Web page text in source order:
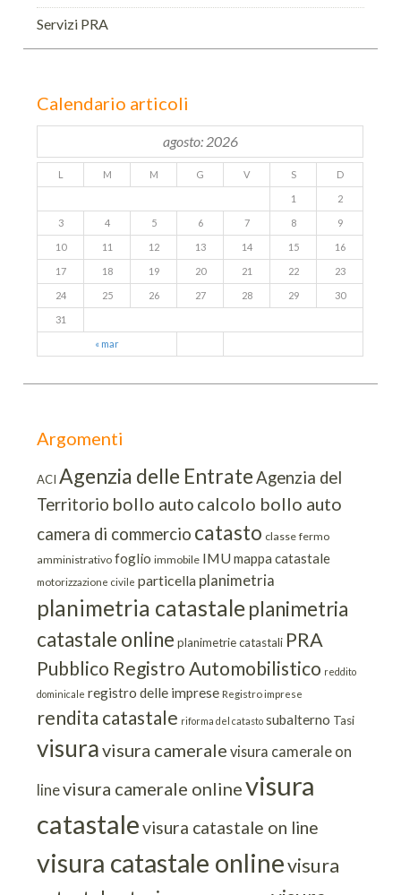
Servizi PRA
Calendario articoli
agosto: 2026
L M M G V S D
« mar
1 2
3 4 5 6 7 8 9
10 11 12 13 14 15 16
17 18 19 20 21 22 23
24 25 26 27 28 29 30
31
Argomenti
ACI Agenzia delle EntrateAgenzia del
Territorio bollo auto calcolo bollo auto
camera di commercio catasto classe fermo
amministrativo foglio immobile IMUmappa catastale
motorizzazione civile particella planimetria
planimetria catastaleplanimetria
catastale online planimetrie catastali PRA
Pubblico Registro Automobilistico reddito
dominicale registro delle imprese Registro imprese
rendita catastale riforma del catasto subalterno Tasi
visuravisura camerale visura camerale on
linevisura camerale onlinevisura
catastalevisura catastale on line
visura catastale onlinevisura